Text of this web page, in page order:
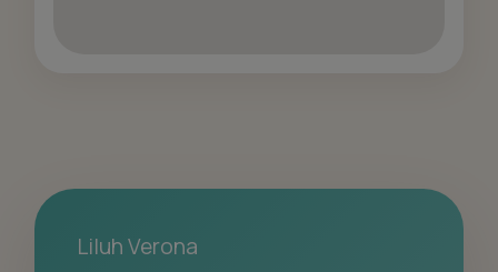
Liluh Verona